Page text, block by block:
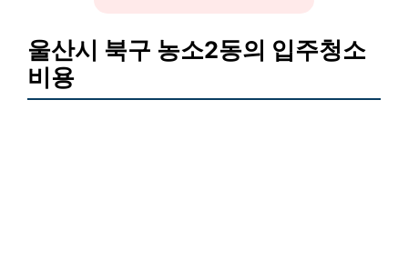
울산시 북구 농소2동의 입주청소
비용